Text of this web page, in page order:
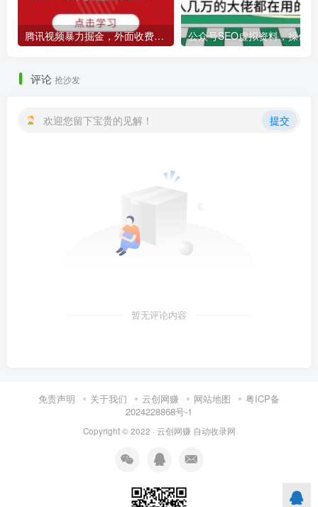
腾讯视频暴力掘金，外面收费899，一周收益2000+【揭秘】
评论 抢沙发
欢迎您留下宝贵的见解！ 提交
暂无评论内容
免责声明 关于我们 云创网赚 网站地图
粤ICP备
2024228868号-1
Copyright © 2022 · 云创网赚 自动收录网